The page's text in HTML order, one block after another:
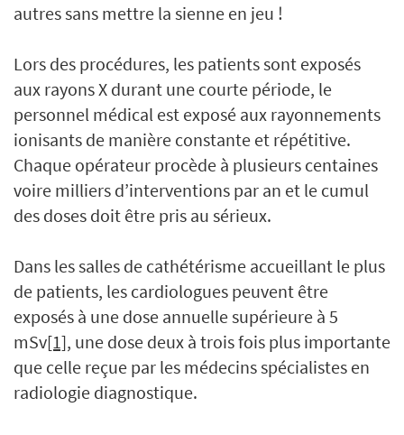
autres sans mettre la sienne en jeu !
Lors des procédures, les patients sont exposés
aux rayons X durant une courte période, le
personnel médical est exposé aux rayonnements
ionisants de manière constante et répétitive.
Chaque opérateur procède à plusieurs centaines
voire milliers d’interventions par an et le cumul
des doses doit être pris au sérieux.
Dans les salles de cathétérisme accueillant le plus
de patients, les cardiologues peuvent être
exposés à une dose annuelle supérieure à 5
mSv[1], une dose deux à trois fois plus importante
que celle reçue par les médecins spécialistes en
radiologie diagnostique.